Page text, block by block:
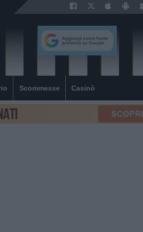
Scommesse Casinò